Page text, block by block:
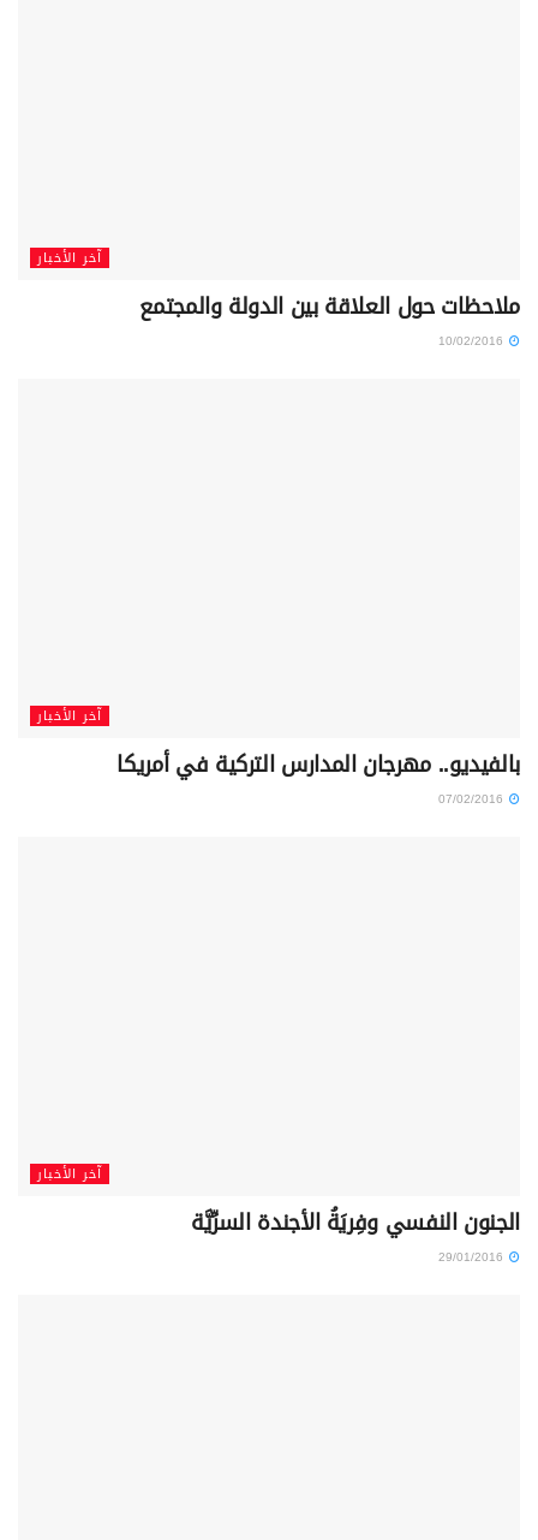
آخر الأخبار
ملاحظات حول العلاقة بين الدولة والمجتمع
آخر الأخبار
بالفيديو.. مهرجان المدارس التركية في أمريكا
آخر الأخبار
الجنون النفسي وفِريَةُ الأجندة السرِّيَّة